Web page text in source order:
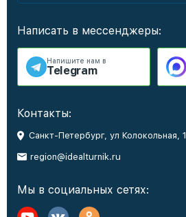
Написать в мессенджеры:
Напишите нам в
Telegram
Контакты:
Санкт-Петербург, ул Колокольная, 1
region@idealturnik.ru
Мы в социальных сетях: